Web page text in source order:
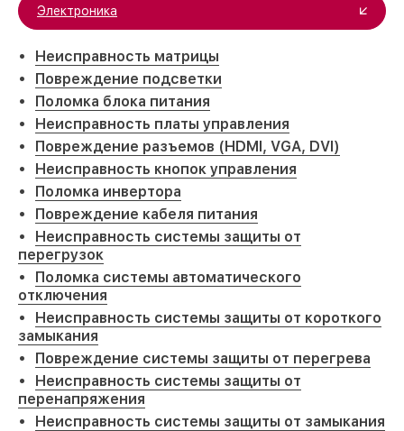
Электроника
Неисправность матрицы
Повреждение подсветки
Поломка блока питания
Неисправность платы управления
Повреждение разъемов (HDMI, VGA, DVI)
Неисправность кнопок управления
Поломка инвертора
Повреждение кабеля питания
Неисправность системы защиты от
перегрузок
Поломка системы автоматического
отключения
Неисправность системы защиты от короткого
замыкания
Повреждение системы защиты от перегрева
Неисправность системы защиты от
перенапряжения
Неисправность системы защиты от замыкания